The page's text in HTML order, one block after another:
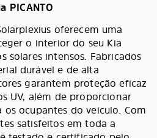
PICANTO
oferecem uma
o interior do seu Kia
solares intensos. Fabricados
durável e de alta
garantem proteção eficaz
UV, além de proporcionar
ocupantes do veículo. Com
satisfeitos em toda a